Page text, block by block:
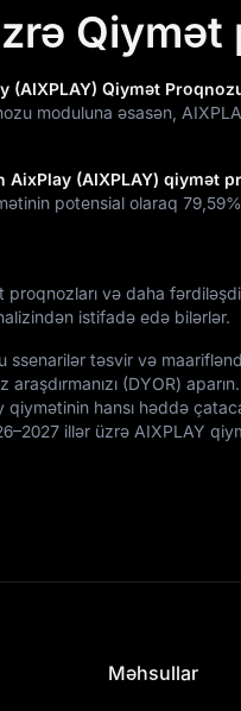
Qiymət
(AIXPLAY) Qiymət
moduluna əsasən,
(AIXPLAY) qiymət
potensial olaraq 79,59%
proqnozları və daha
istifadə edə bilərlər.
ssenarilər təsvir və
(DYOR) aparın.
qiymətinin hansı həddə
illər üzrə AIXPLAY
Məhsullar